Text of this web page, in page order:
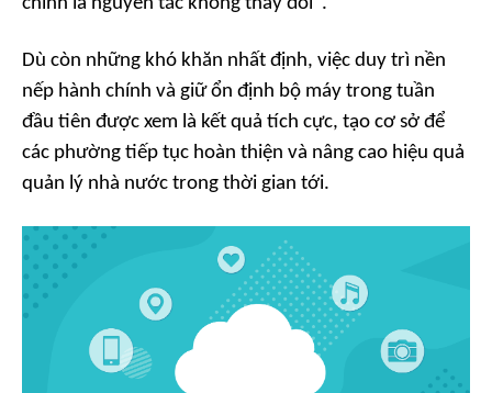
Dù còn những khó khăn nhất định, việc duy trì nền
nếp hành chính và giữ ổn định bộ máy trong tuần
đầu tiên được xem là kết quả tích cực, tạo cơ sở để
các phường tiếp tục hoàn thiện và nâng cao hiệu quả
quản lý nhà nước trong thời gian tới.